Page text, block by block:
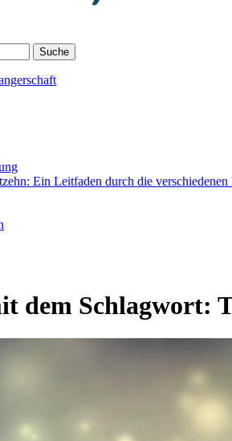
Ein Leitfaden durch die verschiedenen
dem Schlagwort: